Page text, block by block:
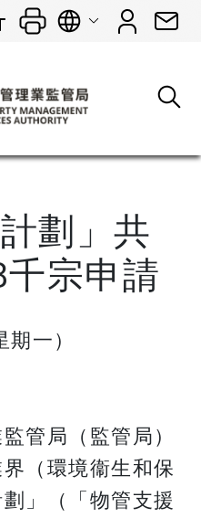
劃」共
宗申請
一）
管局（監管局）
（環境衞生和保
」（「物管支援